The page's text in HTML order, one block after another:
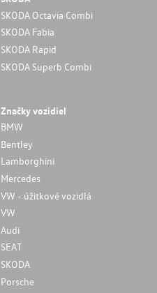
SKODA Octavia Combi
SKODA Fabia
SKODA Rapid
SKODA Superb Combi
Značky vozidiel
BMW
Bentley
Lamborghini
Mercedes
VW - úžitkové vozidlá
VW
Audi
SEAT
SKODA
Porsche